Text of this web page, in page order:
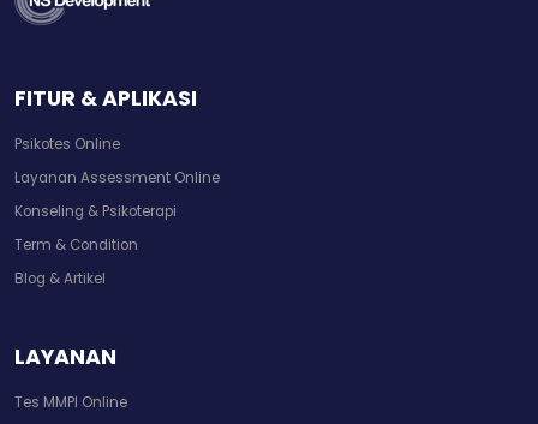
FITUR & APLIKASI
Psikotes Online
Layanan Assessment Online
Konseling & Psikoterapi
Term & Condition
Blog & Artikel
LAYANAN
Tes MMPI Online